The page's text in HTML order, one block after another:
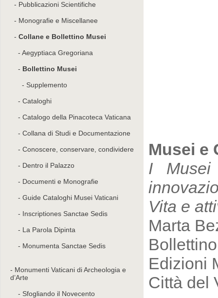
Pubblicazioni Scientifiche
Monografie e Miscellanee
Collane e Bollettino Musei
Aegyptiaca Gregoriana
Bollettino Musei
Supplemento
Cataloghi
Catalogo della Pinacoteca Vaticana
Collana di Studi e Documentazione
Conoscere, conservare, condividere
Dentro il Palazzo
Documenti e Monografie
Guide Cataloghi Musei Vaticani
Inscriptiones Sanctae Sedis
La Parola Dipinta
Monumenta Sanctae Sedis
Monumenti Vaticani di Archeologia e
d’Arte
Sfogliando il Novecento
Musei e
I Musei
Vita e
Marta
Edizioni
Città del